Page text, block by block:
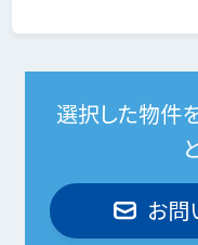
選択した物件
お問